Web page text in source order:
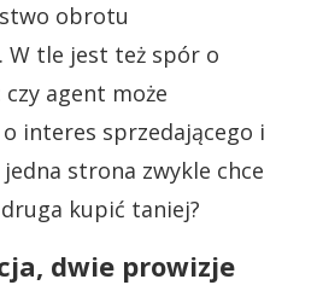
obrotu
W tle jest też spór o
agent może
interes sprzedającego i
strona zwykle chce
kupić taniej?
dwie prowizje